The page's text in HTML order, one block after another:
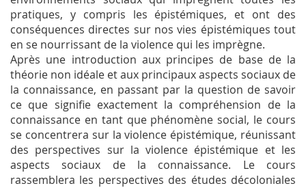
pratiques, y compris les épistémiques, et ont des
conséquences directes sur nos vies épistémiques tout
en se nourrissant de la violence qui les imprègne.
Après une introduction aux principes de base de la
théorie non idéale et aux principaux aspects sociaux de
la connaissance, en passant par la question de savoir
ce que signifie exactement la compréhension de la
connaissance en tant que phénomène social, le cours
se concentrera sur la violence épistémique, réunissant
des perspectives sur la violence épistémique et les
aspects sociaux de la connaissance. Le cours
rassemblera les perspectives des études décoloniales